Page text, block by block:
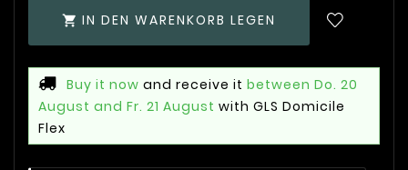
 IN DEN WARENKORB LEGEN
Buy it now and receive it between Do. 20
August and Fr. 21 August with GLS Domicile
Flex